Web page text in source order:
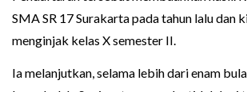
SMA SR 17 Surakarta pada tahun lalu dan
menginjak kelas X semester II.
Ia melanjutkan, selama lebih dari enam